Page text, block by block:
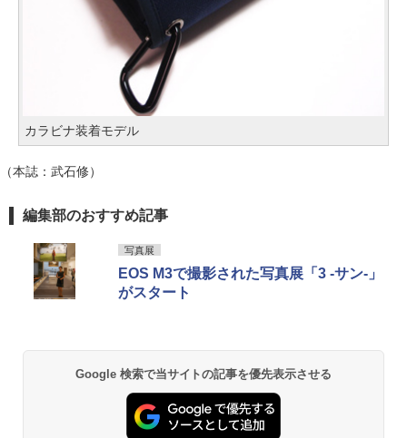
カラビナ装着モデル
（本誌：武石修）
編集部のおすすめ記事
写真展
EOS M3で撮影された写真展「3 -サン-」
がスタート
Google 検索で当サイトの記事を優先表示させる